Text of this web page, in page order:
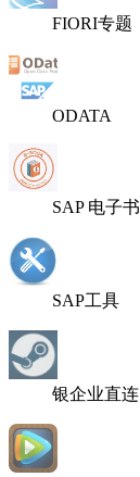
FIORI专题
ODATA
SAP 电子书
SAP工具
银企业直连